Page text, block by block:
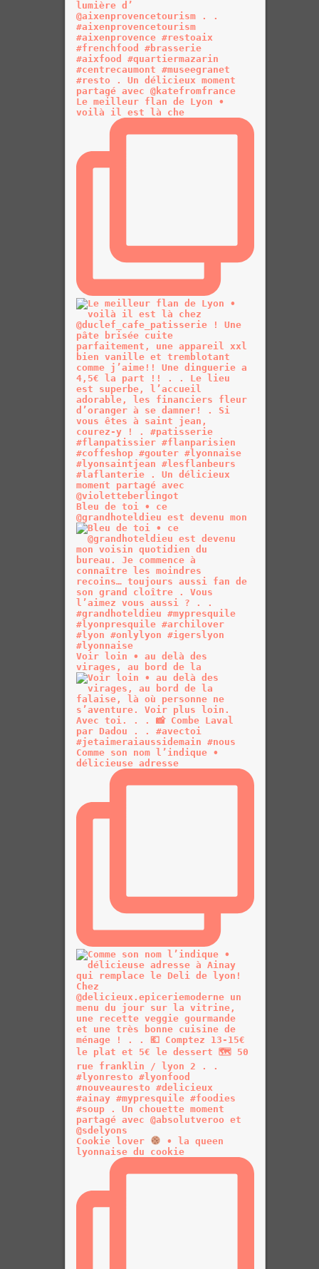
Le meilleur flan de Lyon •
voilà il est là che
Bleu de toi • ce
@grandhoteldieu est devenu mon
Voir loin • au delà des
virages, au bord de la
Comme son nom l’indique •
délicieuse adresse
Cookie lover
• la queen
lyonnaise du cookie